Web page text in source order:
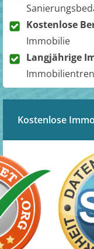
Kostenlose
Immobilie
Langjährige
Kostenlose